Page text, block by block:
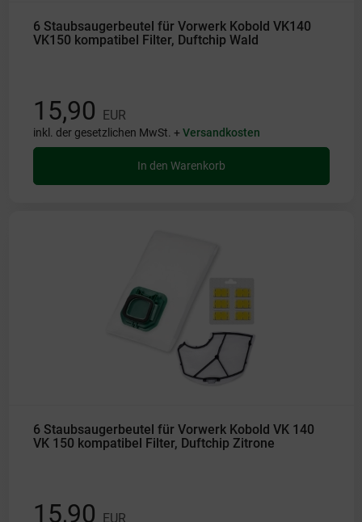
6 Staubsaugerbeutel für Vorwerk Kobold VK140
VK150 kompatibel Filter, Duftchip Wald
15,90 EUR
inkl. der gesetzlichen MwSt. +Versandkosten
In den Warenkorb
6 Staubsaugerbeutel für Vorwerk Kobold VK 140
VK 150 kompatibel Filter, Duftchip Zitrone
15,90 EUR